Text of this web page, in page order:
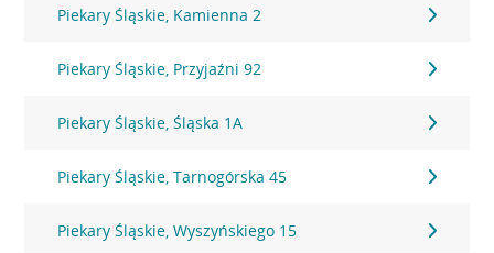
Piekary Śląskie, Kamienna 2
Piekary Śląskie, Przyjaźni 92
Piekary Śląskie, Śląska 1A
Piekary Śląskie, Tarnogórska 45
Piekary Śląskie, Wyszyńskiego 15